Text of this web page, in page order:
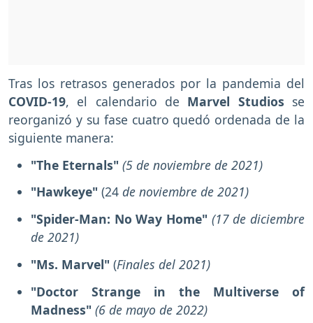
Tras los retrasos generados por la pandemia del
COVID-19, el calendario de Marvel Studios se
reorganizó y su fase cuatro quedó ordenada de la
siguiente manera:
"The Eternals" (5 de noviembre de 2021)
"Hawkeye" (24 de noviembre de 2021)
"Spider-Man: No Way Home" (17 de diciembre
de 2021)
"Ms. Marvel" (Finales del 2021)
"Doctor Strange in the Multiverse of
Madness" (6 de mayo de 2022)